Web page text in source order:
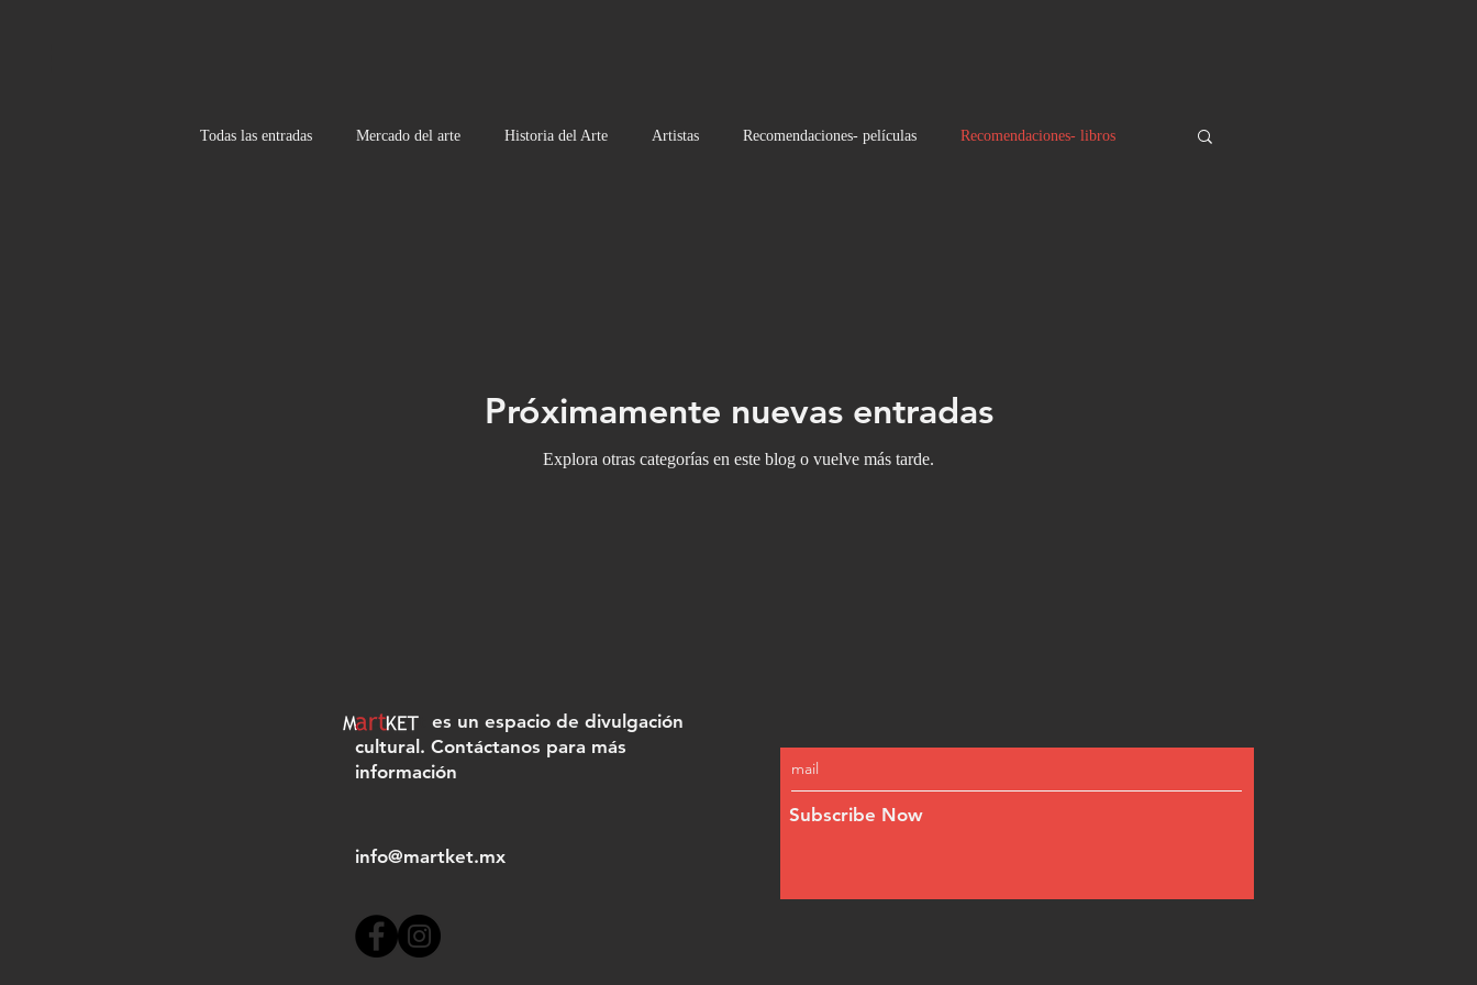
Todas las entradas Mercado del arte Historia del Arte Artistas Recomendaciones- películas Recomendaciones- libros
Próximamente nuevas entradas
Explora otras categorías en este blog o vuelve más tarde.
Martket es un espacio de divulgación
cultural. Contáctanos para más
información
info@martket.mx
Subscribe Now